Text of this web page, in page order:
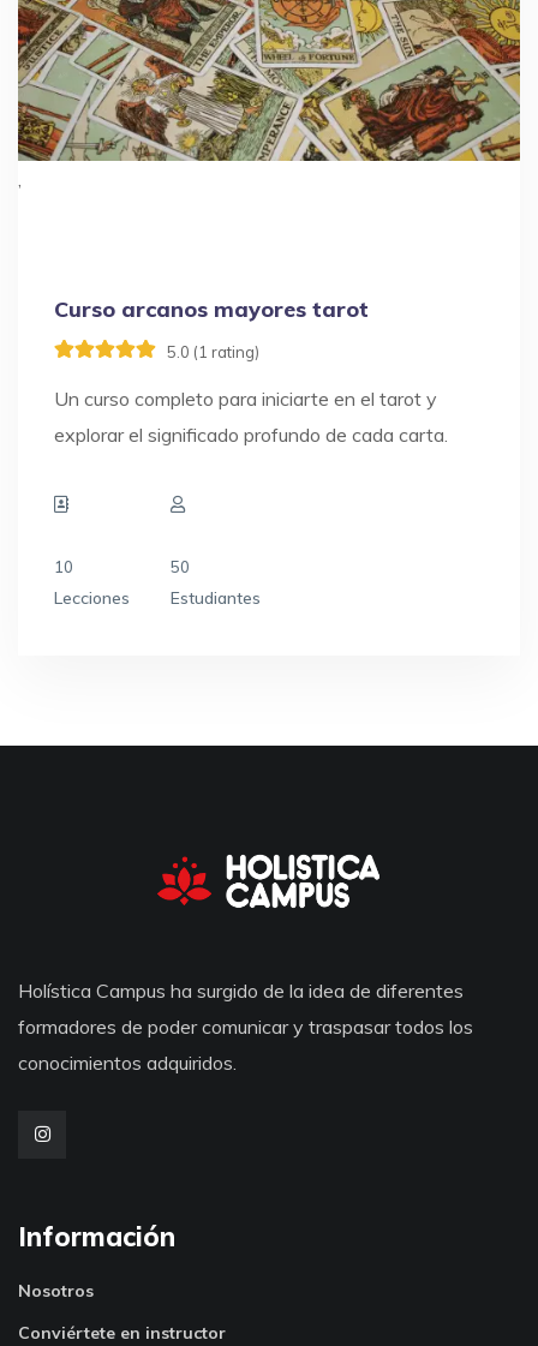
,
Curso arcanos mayores tarot
5.0 (1 rating)
Un curso completo para iniciarte en el tarot y
explorar el significado profundo de cada carta.
10
Lecciones
50
Estudiantes
Holística Campus ha surgido de la idea de diferentes
formadores de poder comunicar y traspasar todos los
conocimientos adquiridos.
Información
Nosotros
Conviértete en instructor